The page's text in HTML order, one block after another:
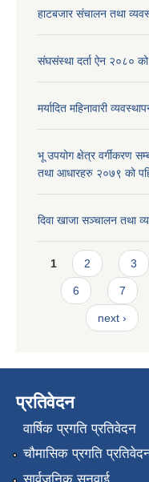
हाटबजार संचालन तथा
संघसंस्था दर्ता ऐन २०८०
मर्यादित महिनावारी
भू उपयोग क्षेत्र वर्गीकरण
तथा आधारहरु २०७९ को
दिवा खाजा सञ्चालन तथा
Pages
1 2 3
6 7
next ›
प्रतिवेदन
वार्षिक प्रगति प्रतिवेदन
चौमासिक प्रगति
सार्वजनिक सुनुवाई